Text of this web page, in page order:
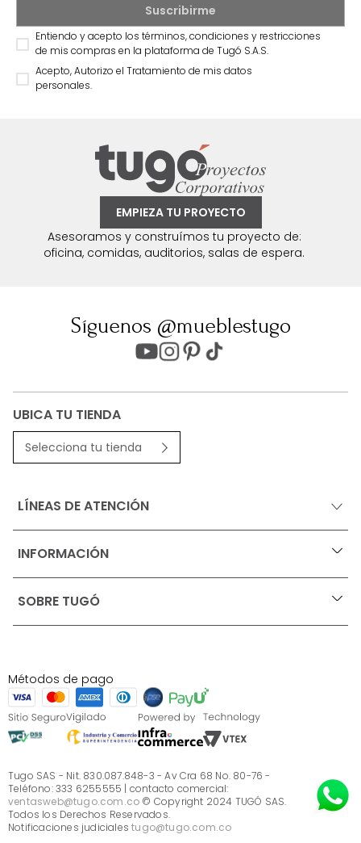
Entiendo y acepto los términos, condiciones y restricciones
de mis compras en la plataforma de Tugó S.A.S.
Acepto, Autorizo el Tratamiento de mis datos
personales.
EMPIEZA TU PROYECTO
Asesoramos y construímos tu proyecto de:
oficina, comidas, auditorios, salas de espera.
Síguenos @mueblestugo
UBICA TU TIENDA
Selecciona tu tienda
LÍNEAS DE ATENCIÓN
INFORMACIÓN +
Ofertas vigentes
Términos, condiciones y restricciones para productos
S.A.S
Términos, condiciones y restricciones Tugó S.A.S
Instructivo cuidado de muebles
Sé parte de Tugó
¿Quiénes somos?
Servicio al cliente
SOBRE TUGÓ +
¿Quieres vender en Tugó?
Métodos de pago
Tugo SAS - Nit. 830.087.848-3 - Av Cra 68 No. 80-76 -
Teléfono: 333 6255555 | contacto comercial:
ventasweb@tugo.com.co © Copyright 2024 TUGÓ SAS.
Todos los Derechos Reservados.
Notificaciones judicialestugo@tugo.com.co